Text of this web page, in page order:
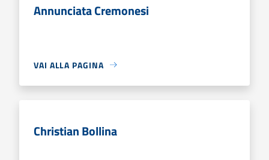
Annunciata Cremonesi
VAI ALLA PAGINA
Christian Bollina